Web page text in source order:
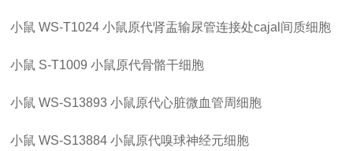
小鼠 WS-T1024 小鼠原代肾盂输尿管连接处cajal间质细胞
小鼠 S-T1009 小鼠原代骨骼干细胞
小鼠 WS-S13893 小鼠原代心脏微血管周细胞
小鼠 WS-S13884 小鼠原代嗅球神经元细胞